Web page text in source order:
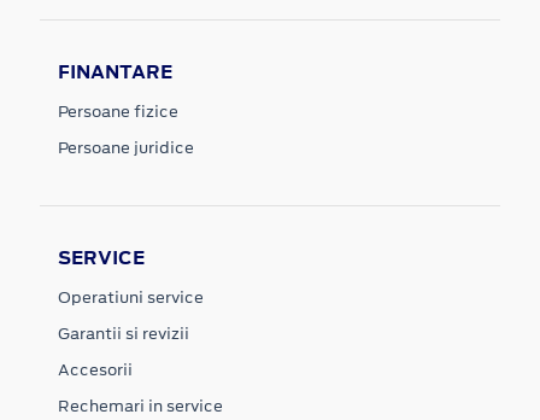
FINANTARE
Persoane fizice
Persoane juridice
SERVICE
Operatiuni service
Garantii si revizii
Accesorii
Rechemari in service